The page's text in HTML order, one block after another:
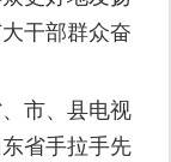
干部群众奋
市、县电视
省手拉手先